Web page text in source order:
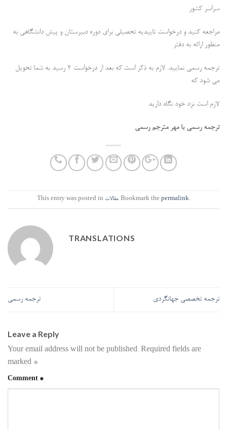
سراسر کشور
مراجعه کنید و درخواست تاییدیه تحصیلی برای دوره دبیرستان و پیش دانشگاهی به
منظور ارائه به دفتر
ترجمه رسمی نمایید. لازم به ذکر است که بعد از درخواست 2 رسید به شما تحویل
می شود که
لازم است نزد خود نگاه دارید
ترجمه رسمی با مهر مترجم رسمی
This entry was posted in مقالات. Bookmark the permalink.
TRANSLATIONS
ترجمه رسمی ترجمه تخصصی جهانگردی
Leave a Reply
Your email address will not be published. Required fields are
marked *
Comment *